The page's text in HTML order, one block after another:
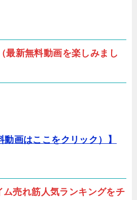
新無料動画を楽しみまし
動画はここをクリック）】
売れ筋人気ランキングをチ